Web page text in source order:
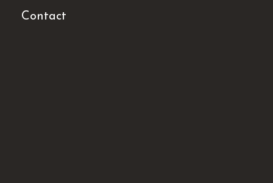
Contact